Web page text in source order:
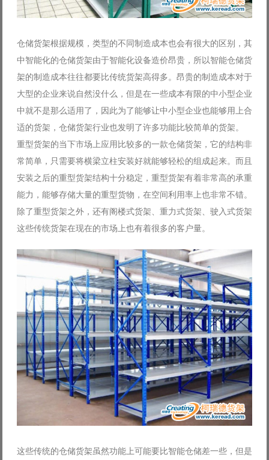
仓储货架根据规模，类型的不同制造成本也会有很大的区别，其
中智能化的仓储货架由于智能化设备造价昂贵，所以智能仓储货
架的制造成本往往都要比传统货架高得多。昂贵的制造成本对于
大型的企业来说自然没什么，但是在一些成本有限的中小型企业
中就不是那么适用了，因此为了能够让中小型企业也能够用上合
适的货架，仓储货架行业也发明了许多功能比较简单的货架。
重型货架的当下市场上应用比较多的一款仓储货架，它的结构非
常简单，只需要将横梁立柱安装好就能够轻松的组成起来。而且
安装之后的重型货架结构十分稳定，重型货架有着非常高的承重
能力，能够存储大量的重型货物，在空间利用率上也非常不错。
除了重型货架之外，还有阁楼式货架、重力式货架、驶入式货架
这些传统货架在现在的市场上也有着很多的客户量。
这些传统的仓储货架虽然功能上可能要比智能仓储差一些，但是